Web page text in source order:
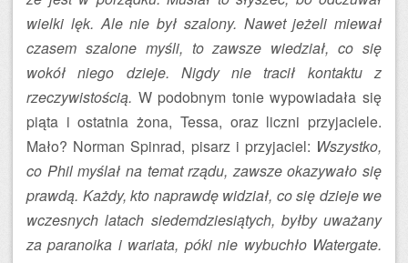
wielki lęk. Ale nie był szalony. Nawet jeżeli miewał
czasem szalone myśli, to zawsze wiedział, co się
wokół niego dzieje. Nigdy nie tracił kontaktu z
rzeczywistością. W podobnym tonie wypowiadała się
piąta i ostatnia żona, Tessa, oraz liczni przyjaciele.
Mało? Norman Spinrad, pisarz i przyjaciel: Wszystko,
co Phil myślał na temat rządu, zawsze okazywało się
prawdą. Każdy, kto naprawdę widział, co się dzieje we
wczesnych latach siedemdziesiątych, byłby uważany
za paranoika i wariata, póki nie wybuchło Watergate.